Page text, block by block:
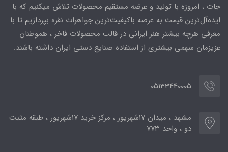
جات ، امروزه با تولید و عرضه مستقیم محصولات تلاش میکنیم که با
ایده‌آل‌ترین قیمت به عرضه باکیفیت‌ترین جواهرات نقره بپردازیم تا با
معرفی هرچه بیشتر هنر ایرانی در قالب محصولات فاخر ، هموطنان
عزیزمان سهمی بیشتری از استفاده صنایع دستی ایران داشته باشند.
05133440005
مشهد ، میدان ۱۷شهریور ، مرکز خرید ۱۷شهریور ، طبقه مثبت
دو ، واحد ۷۷۳